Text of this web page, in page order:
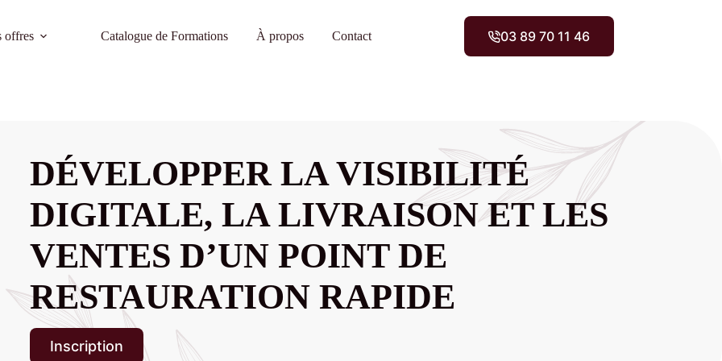
offres Catalogue de Formations À propos Contact 03 89 70 11 46
DÉVELOPPER LA VISIBILITÉ
DIGITALE, LA LIVRAISON ET LES
VENTES D’UN POINT DE
RESTAURATION RAPIDE
Inscription